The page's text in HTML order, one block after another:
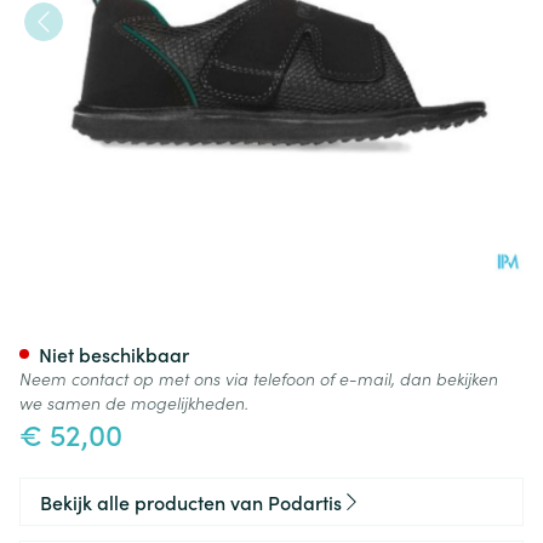
€ 52,00
Niet beschikbaar
Neem contact op met ons via telefoon of e-mail, dan bekijken
we samen de mogelijkheden.
Bekijk alle producten van Podartis